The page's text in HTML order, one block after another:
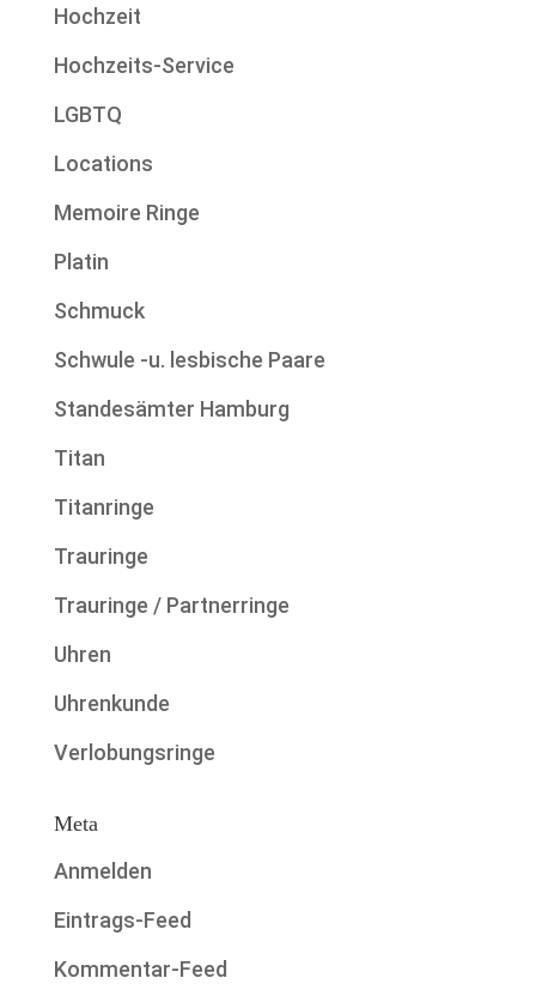
Hochzeit
Hochzeits-Service
LGBTQ
Locations
Memoire Ringe
Platin
Schmuck
Schwule -u. lesbische Paare
Standesämter Hamburg
Titan
Titanringe
Trauringe
Trauringe / Partnerringe
Uhren
Uhrenkunde
Verlobungsringe
Meta
Anmelden
Eintrags-Feed
Kommentar-Feed